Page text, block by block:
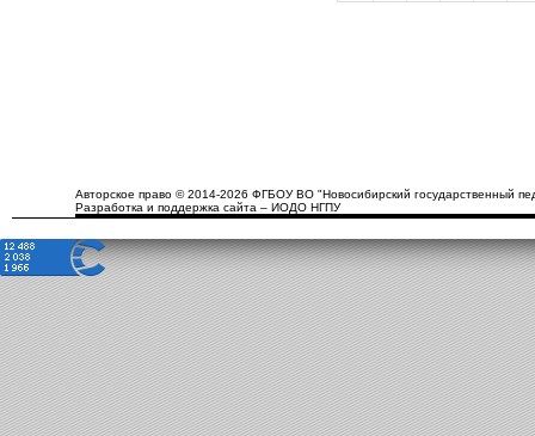
Авторское право © 2014-2026 ФГБОУ ВО "Новосибирский государственный
Разработка и поддержка сайта – ИОДО НГПУ